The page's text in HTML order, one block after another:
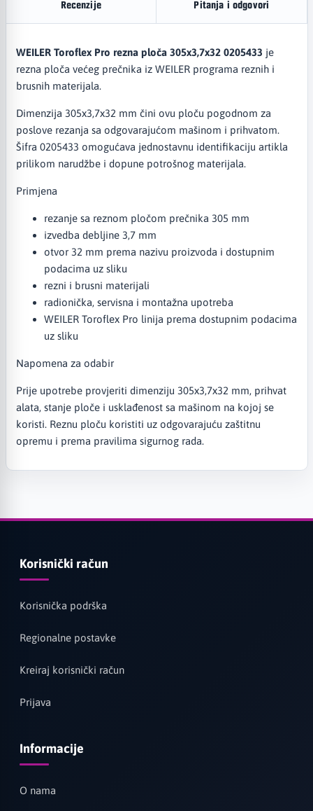
Recenzije Pitanja i odgovori
WEILER Toroflex Pro rezna ploča 305x3,7x32 0205433 je
rezna ploča većeg prečnika iz WEILER programa reznih i
brusnih materijala.
Dimenzija 305x3,7x32 mm čini ovu ploču pogodnom za
poslove rezanja sa odgovarajućom mašinom i prihvatom.
Šifra 0205433 omogućava jednostavnu identifikaciju artikla
prilikom narudžbe i dopune potrošnog materijala.
Primjena
rezanje sa reznom pločom prečnika 305 mm
izvedba debljine 3,7 mm
otvor 32 mm prema nazivu proizvoda i dostupnim
podacima uz sliku
rezni i brusni materijali
radionička, servisna i montažna upotreba
WEILER Toroflex Pro linija prema dostupnim podacima
uz sliku
Napomena za odabir
Prije upotrebe provjeriti dimenziju 305x3,7x32 mm, prihvat
alata, stanje ploče i usklađenost sa mašinom na kojoj se
koristi. Reznu ploču koristiti uz odgovarajuću zaštitnu
opremu i prema pravilima sigurnog rada.
Korisnički račun
Korisnička podrška
Regionalne postavke
Kreiraj korisnički račun
Prijava
Informacije
O nama